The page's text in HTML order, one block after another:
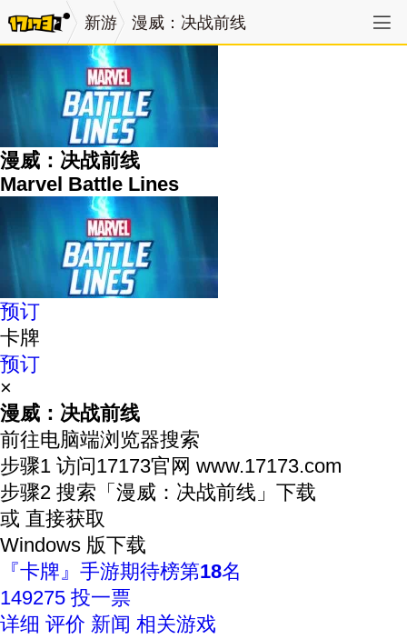
新游 漫威：决战前线
漫威：决战前线
Marvel Battle Lines
预订
卡牌
预订
×
漫威：决战前线
前往电脑端浏览器搜索
步骤1 访问17173官网 www.17173.com
步骤2 搜索 「漫威：决战前线」 下载
或 直接获取
Windows 版下载
『卡牌』手游期待榜第18名
149275 投一票
详细 评价 新闻 相关游戏